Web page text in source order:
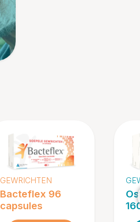
GEWRICHTEN
Bacteflex 96
capsules